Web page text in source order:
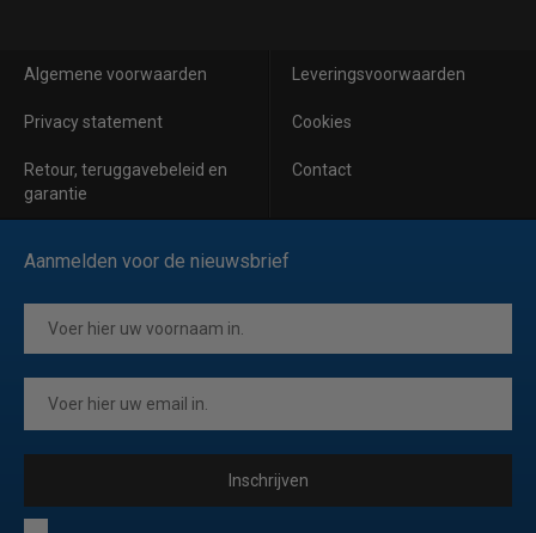
Algemene voorwaarden Leveringsvoorwaarden
Privacy statement Cookies
Retour, teruggavebeleid en
garantie
Contact
Aanmelden voor de nieuwsbrief
Inschrijven